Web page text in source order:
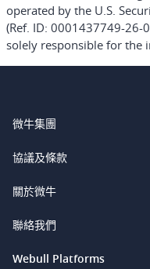
operated by the U.S.
(Ref. ID: 0001437749-26-
solely responsible for the
微牛集團
Webull Financial LLC (US)
Webull Securities South
Webull Securities
協議及條款
Legal and Disclosures
關於微牛
投資者關係
聯絡我們
support@webull.ca
Webull Platforms